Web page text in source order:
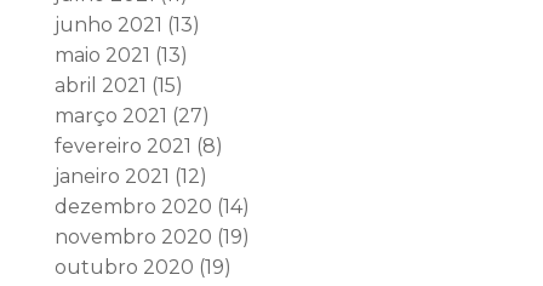
junho 2021 (13)
maio 2021 (13)
abril 2021 (15)
março 2021 (27)
fevereiro 2021 (8)
janeiro 2021 (12)
dezembro 2020 (14)
novembro 2020 (19)
outubro 2020 (19)